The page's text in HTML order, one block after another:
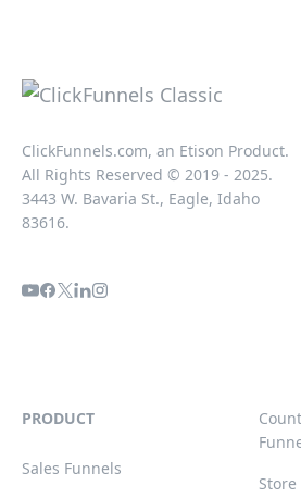
ClickFunnels.com, an Etison Product.
All Rights Reserved © 2019 - 2025.
3443 W. Bavaria St., Eagle, Idaho
83616.
PRODUCT
Sales Funnels